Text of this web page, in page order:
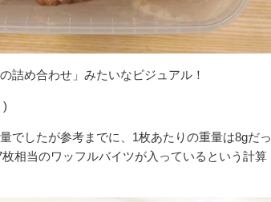
詰め合わせ」みたいなビジュアル！
)
でしたが参考までに、1枚あたりの重量は8gだっ
相当のワッフルバイツが入っているという計算